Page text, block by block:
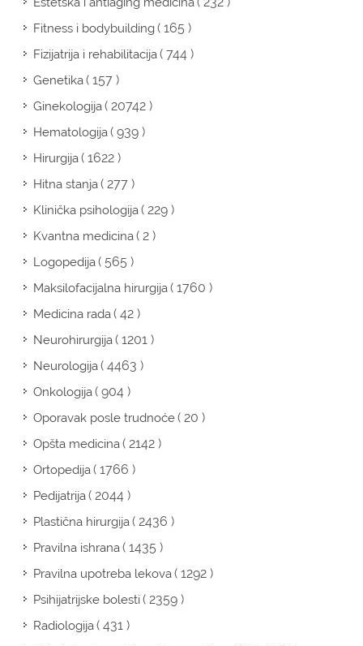
Fitness i bodybuilding( 165 )
Fizijatrija i rehabilitacija( 744 )
Genetika( 157 )
Ginekologija( 20742 )
Hematologija( 939 )
Hirurgija( 1622 )
Hitna stanja( 277 )
Klinička psihologija( 229 )
Kvantna medicina( 2 )
Logopedija( 565 )
Maksilofacijalna hirurgija( 1760 )
Medicina rada( 42 )
Neurohirurgija( 1201 )
Neurologija( 4463 )
Onkologija( 904 )
Oporavak posle trudnoće( 20 )
Opšta medicina( 2142 )
Ortopedija( 1766 )
Pedijatrija( 2044 )
Plastična hirurgija( 2436 )
Pravilna ishrana( 1435 )
Pravilna upotreba lekova( 1292 )
Psihijatrijske bolesti( 2359 )
Radiologija( 431 )